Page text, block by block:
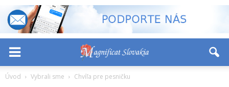
Úvod Vybrali sme Chvíľa pre pesničku
+